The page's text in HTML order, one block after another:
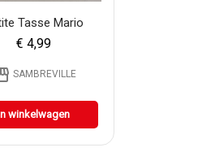
Tasse Mario
€ 4,99
SAMBREVILLE
winkelwagen